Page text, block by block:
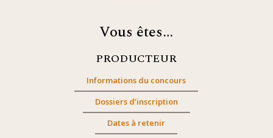
Vous êtes…
PRODUCTEUR
Informations du concours
Dossiers d’inscription
Dates à retenir